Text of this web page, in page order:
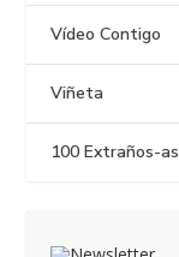
Vídeo Contigo
Viñeta
100 Extraños-as